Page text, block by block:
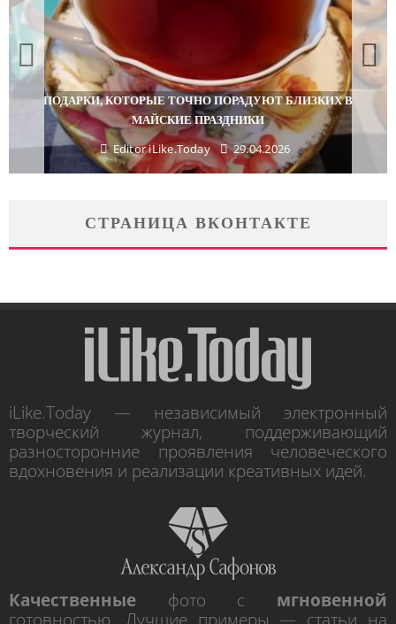
ПОДАРКИ, КОТОРЫЕ ТОЧНО ПОРАДУЮТ БЛИЗКИХ В
МАЙСКИЕ ПРАЗДНИКИ
Editor iLike.Today 29.04.2026
СТРАНИЦА ВКОНТАКТЕ
iLike.Today — независимый электронный
творческий журнал, поддерживающий
разносторонние проявления человеческого
вдохновения и реализации креативных идей.
Качественные фото с мгновенной